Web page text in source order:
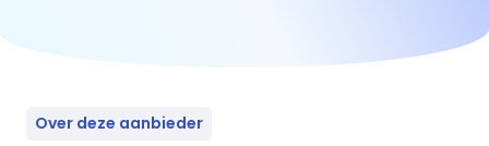
Over deze aanbieder